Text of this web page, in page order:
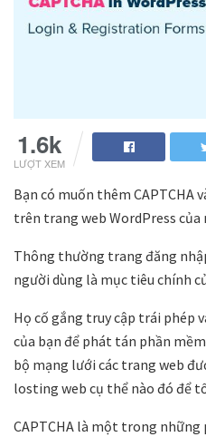
1.6k
LƯỢT XEM
Bạn có muốn thêm CAPTCHA
trên trang web WordPress của
Thông thường trang đăng
người dùng là mục tiêu chính
Họ cố gắng truy cập trái phép
của bạn để phát tán phần
bộ mạng lưới các trang web
losting web cụ thể nào đó để
CAPTCHA là một trong những